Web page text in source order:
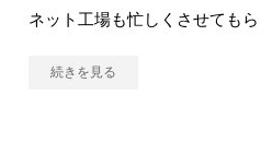
ネット工場も忙しくさせてもら
続きを見る